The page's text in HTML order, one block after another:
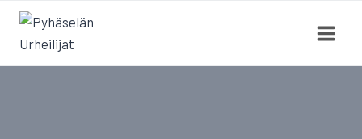
Siirry
sisältöön